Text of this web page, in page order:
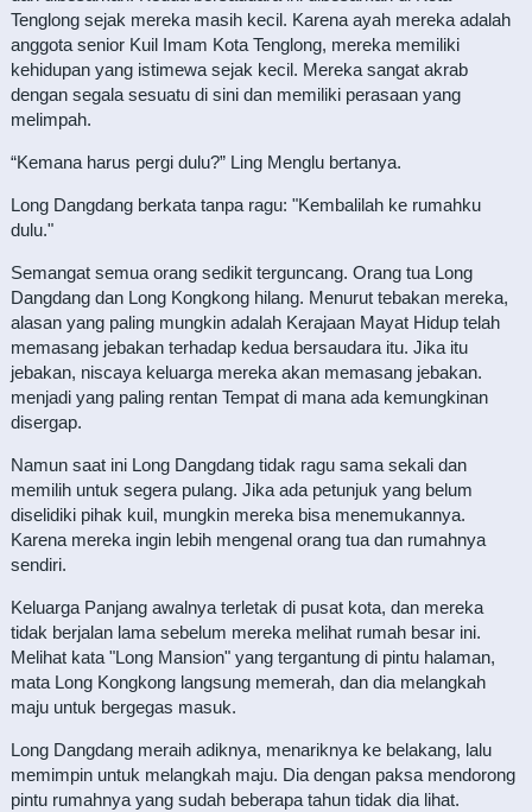
Tenglong sejak mereka masih kecil. Karena ayah mereka adalah
anggota senior Kuil Imam Kota Tenglong, mereka memiliki
kehidupan yang istimewa sejak kecil. Mereka sangat akrab
dengan segala sesuatu di sini dan memiliki perasaan yang
melimpah.
“Kemana harus pergi dulu?” Ling Menglu bertanya.
Long Dangdang berkata tanpa ragu: "Kembalilah ke rumahku
dulu."
Semangat semua orang sedikit terguncang. Orang tua Long
Dangdang dan Long Kongkong hilang. Menurut tebakan mereka,
alasan yang paling mungkin adalah Kerajaan Mayat Hidup telah
memasang jebakan terhadap kedua bersaudara itu. Jika itu
jebakan, niscaya keluarga mereka akan memasang jebakan.
menjadi yang paling rentan Tempat di mana ada kemungkinan
disergap.
Namun saat ini Long Dangdang tidak ragu sama sekali dan
memilih untuk segera pulang. Jika ada petunjuk yang belum
diselidiki pihak kuil, mungkin mereka bisa menemukannya.
Karena mereka ingin lebih mengenal orang tua dan rumahnya
sendiri.
Keluarga Panjang awalnya terletak di pusat kota, dan mereka
tidak berjalan lama sebelum mereka melihat rumah besar ini.
Melihat kata "Long Mansion" yang tergantung di pintu halaman,
mata Long Kongkong langsung memerah, dan dia melangkah
maju untuk bergegas masuk.
Long Dangdang meraih adiknya, menariknya ke belakang, lalu
memimpin untuk melangkah maju. Dia dengan paksa mendorong
pintu rumahnya yang sudah beberapa tahun tidak dia lihat.